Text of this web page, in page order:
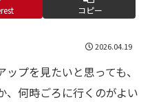
コピー
2026.04.19
プを見たいと思っても、
、何時ごろに行くのがよい